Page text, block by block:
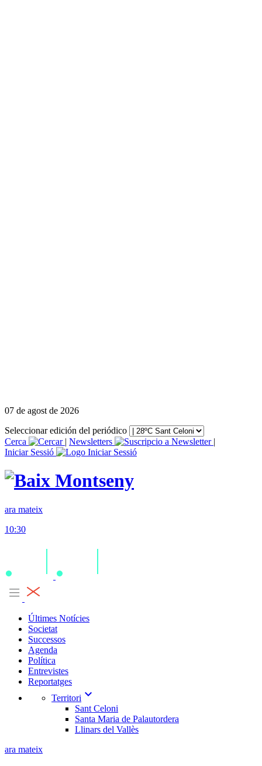
07 de agost de 2026
Seleccionar edición del periódico
Cerca
| Newsletters
|
Iniciar Sessió
ara mateix
10:30
Últimes Notícies
Societat
Successos
Agenda
Política
Entrevistes
Reportatges
Territori expand_more
Sant Celoni
Santa Maria de Palautordera
Llinars del Vallès
ara mateix